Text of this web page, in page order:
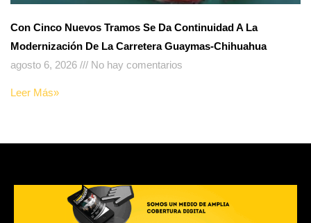
Con Cinco Nuevos Tramos Se Da Continuidad A La
Modernización De La Carretera Guaymas-Chihuahua
agosto 6, 2026
No hay comentarios
Leer Más»